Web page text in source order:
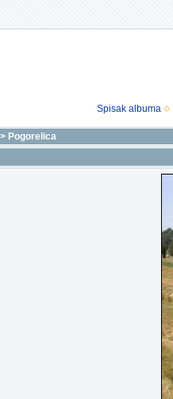
Spisak albuma
> Pogorelica